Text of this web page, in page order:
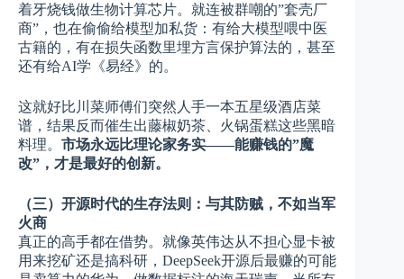
着牙烧钱做生物计算芯片。就连被群嘲的”套壳厂
商”，也在偷偷给模型加私货：有给大模型喂中医
古籍的，有在损失函数里埋方言保护算法的，甚至
还有给AI学《易经》的。
这就好比川菜师傅们突然人手一本五星级酒店菜
谱，结果反而催生出藤椒奶茶、火锅蛋糕这些黑暗
料理。 市场永远比理论家务实——能赚钱的”魔
改”，才是最好的创新。
（三）开源时代的生存法则：与其防贼，不如当军
火商
真正的高手都在借势。就像英伟达从不担心显卡被
用来挖矿还是搞科研，DeepSeek开源后最赚的可能